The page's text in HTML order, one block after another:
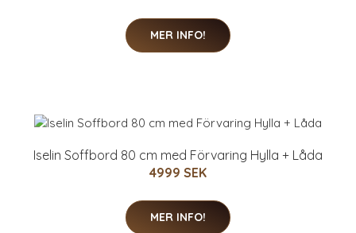
MER INFO!
Iselin Soffbord 80 cm med Förvaring Hylla + Låda
4999 SEK
MER INFO!